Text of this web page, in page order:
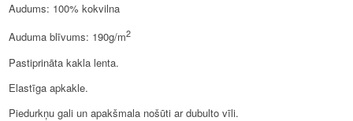
Audums: 100% kokvilna
Auduma blīvums: 190g/m2
Pastiprināta kakla lenta.
Elastīga apkakle.
Piedurkņu gali un apakšmala nošūti ar dubulto vīli.